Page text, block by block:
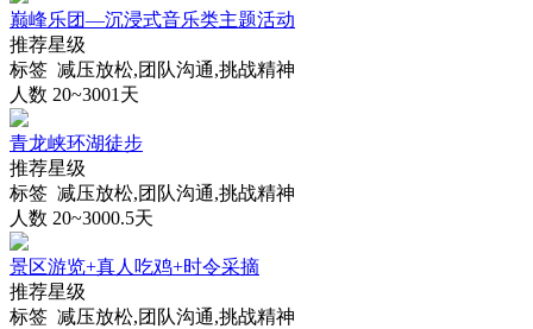
巅峰乐团—沉浸式音乐类主题活动
推荐星级
标签 减压放松,团队沟通,挑战精神
人数 20~3001天
青龙峡环湖徒步
推荐星级
标签 减压放松,团队沟通,挑战精神
人数 20~3000.5天
景区游览+真人吃鸡+时令采摘
推荐星级
标签 减压放松,团队沟通,挑战精神